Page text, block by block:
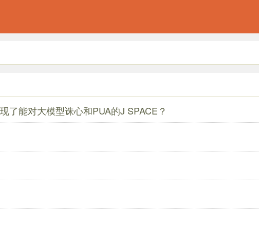
了能对大模型诛心和PUA的J SPACE？